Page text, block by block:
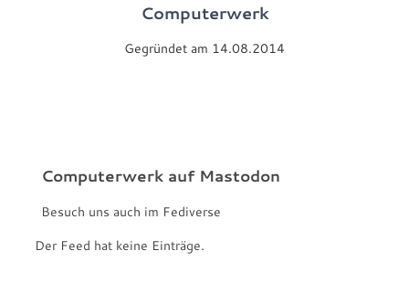
Computerwerk
Gegründet am 14.08.2014
Computerwerk auf Mastodon
Besuch uns auch im Fediverse
Der Feed hat keine Einträge.